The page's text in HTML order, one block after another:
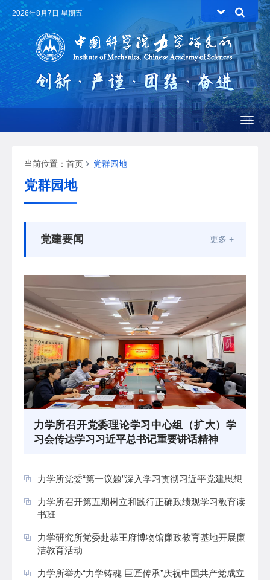
2026年8月7日 星期五
当前位置： 首页 党群园地
党群园地
党建要闻 更多 +
力学所召开党委理论学习中心组（扩大）学
习会传达学习习近平总书记重要讲话精神
力学所党委“第一议题”深入学习贯彻习近平党建思想
力学所召开第五期树立和践行正确政绩观学习教育读
书班
力学研究所党委赴恭王府博物馆廉政教育基地开展廉
洁教育活动
力学所举办“力学铸魂 巨匠传承”庆祝中国共产党成立